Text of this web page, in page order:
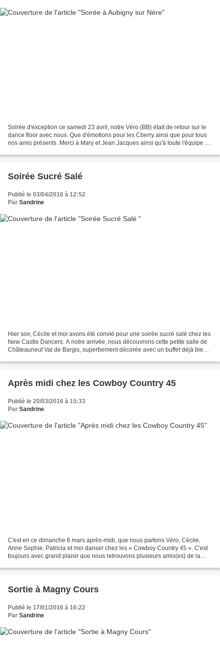
Soirée d'exception ce samedi 23 avril, notre Véro (BB) était de retour sur le
dance floor avec nous. Que d'émotions pour les Cberry ainsi que pour tous
nos amis présents. Merci à Mary et Jean Jacques ainsi qu'à toute l'équipe du
Soirée Sucré Salé
Publié le 03/04/2016 à 12:52
Par Sandrine
Hier soir, Cécile et moi avons été convié pour une soirée sucré salé chez les
New Castle Dancers. A notre arrivée, nous découvrons cette petite salle de
Châteauneuf Val de Bargis, superbement décorée avec un buffet déjà bien
Après midi chez les Cowboy Country 45
Publié le 20/03/2016 à 15:33
Par Sandrine
C'est en ce dimanche 6 mars après-midi, que nous partons Véro, Cécile,
Anne Sophie, Patricia et moi danser chez les « Cowboy Country 45 ». C'est
toujours avec grand plaisir que nous retrouvons plusieurs amis(es) de la
Sortie à Magny Cours
Publié le 17/01/2016 à 16:22
Par Sandrine